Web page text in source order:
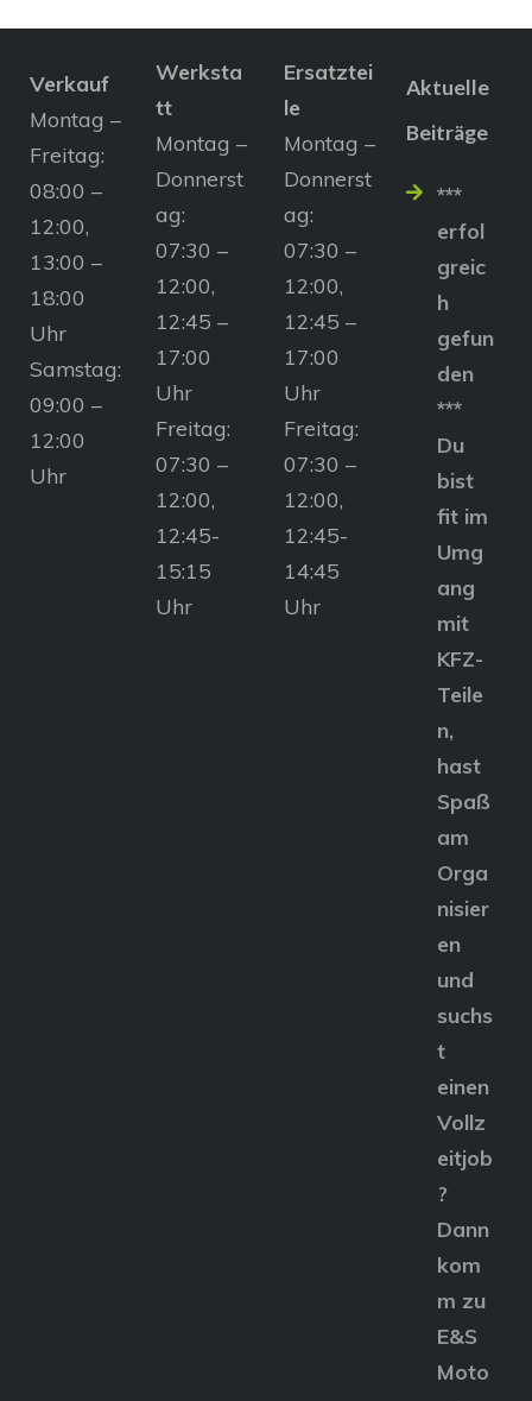
Verkauf
Montag –
Freitag:
08:00 –
12:00,
13:00 –
18:00
Uhr
Samstag:
09:00 –
12:00
Uhr
Werksta
tt
Montag –
Donnerst
ag:
07:30 –
12:00,
12:45 –
17:00
Uhr
Freitag:
07:30 –
12:00,
12:45-
15:15
Uhr
Ersatztei
le
Montag –
Donnerst
ag:
07:30 –
12:00,
12:45 –
17:00
Uhr
Freitag:
07:30 –
12:00,
12:45-
14:45
Uhr
Aktuelle
Beiträge
***
erfol
greic
h
gefun
den
***
Du
bist
fit im
Umg
ang
mit
KFZ-
Teile
n,
hast
Spaß
am
Orga
nisier
en
und
suchs
t
einen
Vollz
eitjob
?
Dann
kom
m zu
E&S
Moto